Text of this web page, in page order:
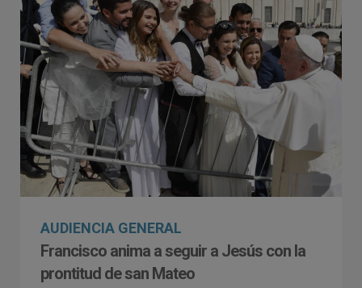
AUDIENCIA GENERAL
Francisco anima a seguir a Jesús con la
prontitud de san Mateo